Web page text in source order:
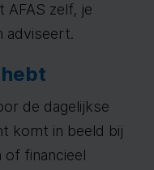
AFAS zelf, je
adviseert.
de dagelijkse
komt in beeld bij
financieel